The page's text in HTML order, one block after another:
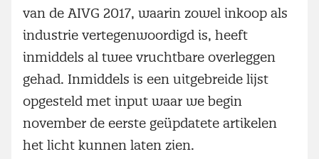
van de AIVG 2017, waarin zowel inkoop als
industrie vertegenwoordigd is, heeft
inmiddels al twee vruchtbare overleggen
gehad. Inmiddels is een uitgebreide lijst
opgesteld met input waar we begin
november de eerste geüpdatete artikelen
het licht kunnen laten zien.